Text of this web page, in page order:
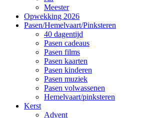
Meester
Opwekking 2026
Pasen/Hemelvaart/Pinksteren
40 dagentijd
Pasen cadeaus
Pasen films
Pasen kaarten
Pasen kinderen
Pasen muziek
Pasen volwassenen
Hemelvaart/pinksteren
Kerst
Advent